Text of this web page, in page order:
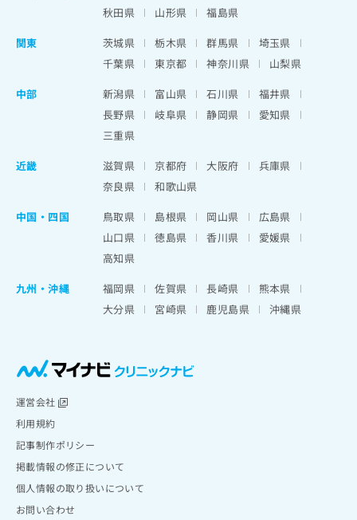
秋田県
山形県
福島県
関東
茨城県 栃木県 群馬県
埼玉県
千葉県
東京都 神奈川県
山梨県
中部
新潟県 富山県 石川県
福井県
長野県
岐阜県 静岡県
愛知県
三重県
近畿
滋賀県 京都府 大阪府
兵庫県
奈良県
和歌山県
中国・四国
鳥取県 島根県 岡山県
広島県
山口県
徳島県 香川県
愛媛県
高知県
九州・沖縄
福岡県 佐賀県 長崎県
熊本県
大分県
宮崎県 鹿児島県 沖縄県
運営会社
利用規約
記事制作ポリシー
掲載情報の修正について
個人情報の取り扱いについて
お問い合わせ